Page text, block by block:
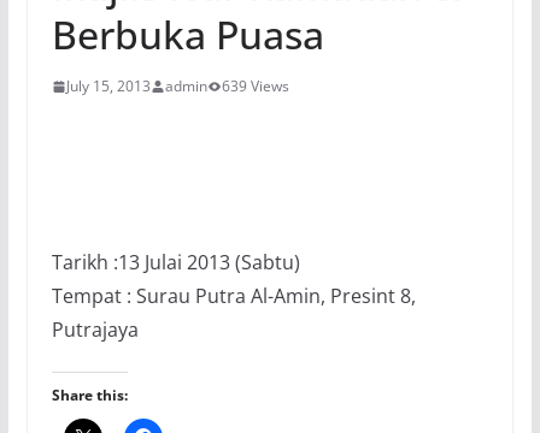
Berbuka Puasa
July 15, 2013 admin 639 Views
Tarikh :13 Julai 2013 (Sabtu)
Tempat : Surau Putra Al-Amin, Presint 8,
Putrajaya
Share this: